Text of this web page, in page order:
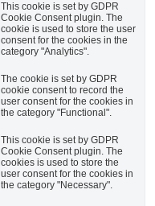
This cookie is set by GDPR
Cookie Consent plugin. The
cookie is used to store the user
consent for the cookies in the
category "Analytics".
The cookie is set by GDPR
cookie consent to record the
user consent for the cookies in
the category "Functional".
This cookie is set by GDPR
Cookie Consent plugin. The
cookies is used to store the
user consent for the cookies in
the category "Necessary".